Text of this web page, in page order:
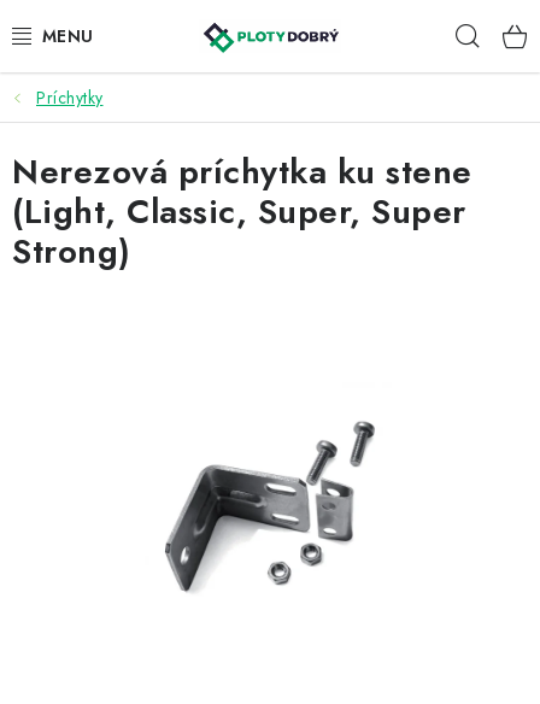
na
PLETIVA A PLOTY
PRÍSLUŠENSTVO
BRÁNY A BRÁNKY
Prepravné a termín doručenia
Obchodné podmienky
Všetko o súboroch cookies
Príchytky
Nerezová príchytka ku stene
(Light, Classic, Super, Super
Strong)